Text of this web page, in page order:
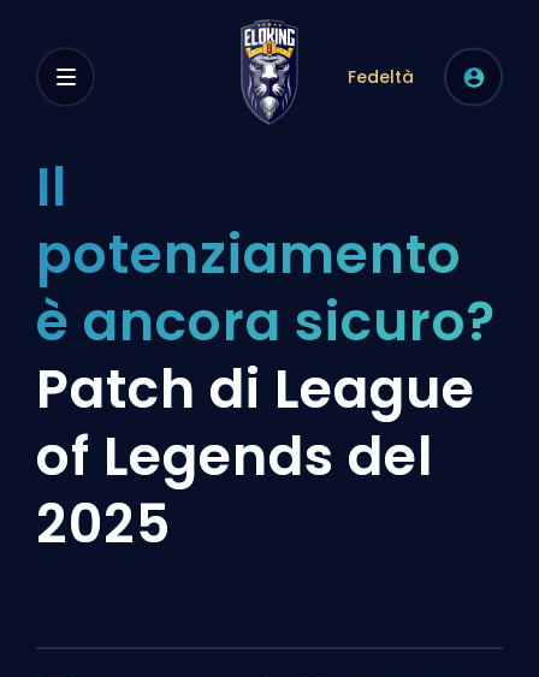
Fedeltà
Il
potenziamento
è ancora sicuro?
Patch di League
of Legends del
2025